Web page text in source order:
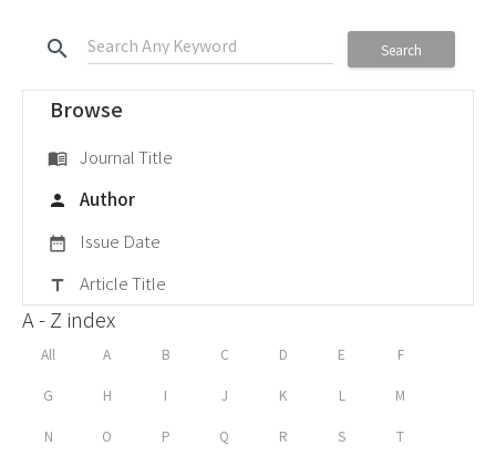
search Search
Browse
menu_book Journal Title
person Author
date_range Issue Date
title Article Title
A - Z index
All A B C D E F
G H I J K L M
N O P Q R S T